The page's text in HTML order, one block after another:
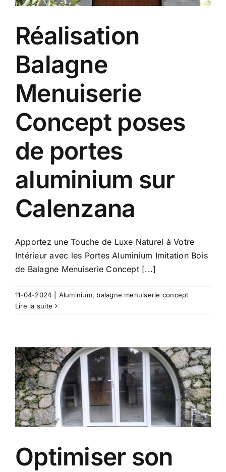
Réalisation
Balagne
Menuiserie
Concept poses
de portes
aluminium sur
Calenzana
Apportez une Touche de Luxe Naturel à Votre
Intérieur avec les Portes Aluminium Imitation Bois
de Balagne Menuiserie Concept [...]
11-04-2024 Aluminium, balagne menuiserie concept
Lire la suite
Optimiser son